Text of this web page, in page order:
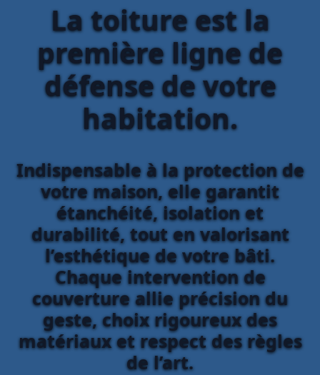
La toiture est la
première ligne de
défense de votre
habitation.
Indispensable à la protection de
votre maison, elle garantit
étanchéité, isolation et
durabilité, tout en valorisant
l’esthétique de votre bâti.
Chaque intervention de
couverture allie précision du
geste, choix rigoureux des
matériaux et respect des règles
de l’art.